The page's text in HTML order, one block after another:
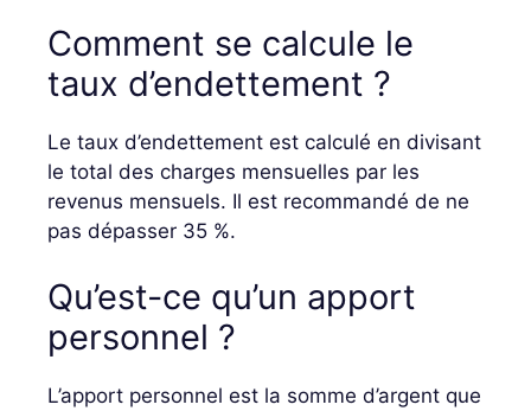
Comment se calcule le
taux d’endettement ?
Le taux d’endettement est calculé en divisant
le total des charges mensuelles par les
revenus mensuels. Il est recommandé de ne
pas dépasser 35 %.
Qu’est-ce qu’un apport
personnel ?
L’apport personnel est la somme d’argent que